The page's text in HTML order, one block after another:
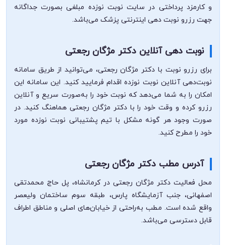
و کارمزد پرداختی در سایت نوبت نوزده مبلغی بصورت جداگانه
جهت رزرو نوبت دهی اینترنتی پزشک می‌باشد.
نوبت دهی آنلاین دکتر مژگان رجعتی
برای رزرو نوبت با دکتر مژگان رجعتی، می‌توانید از طریق سامانه
نوبت‌دهی آنلاین نوبت نوزده اقدام فرمایید کنید. این سامانه این
امکان را به شما می‌دهد که نوبت خود را به‌صورت سریع و آنلاین
رزرو کرده و وقت خود را با دکتر مژگان رجعتی هماهنگ کنید. در
صورت وجود هر گونه مشکل با تیم پشتیبانی نوبت نوزده مورد
خود را مطرح کنید.
آدرس مطب دکتر مژگان رجعتی
محل فعالیت دکتر مژگان رجعتی در کرمانشاه، پل حاج محمدتقی
اصفهانی، جنب آزمایشگاه پارس، طبقه سوم ساختمان ولیعصر
واقع شده است. مطب به‌راحتی از خیابان‌های اصلی و مناطق اطراف
قابل دسترسی می‌باشد.